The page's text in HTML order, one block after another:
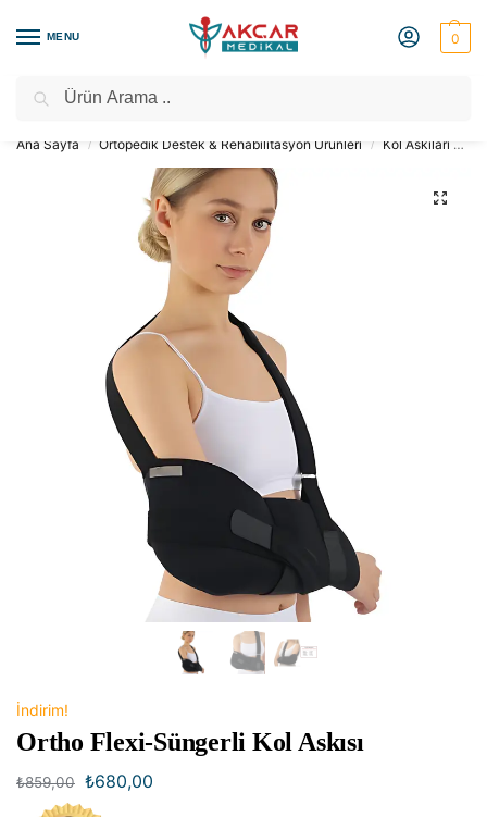
MENU 0
Medikal Market – Medikal Ürünler
Ana Sayfa / Ortopedik Destek & Rehabilitasyon Ürünleri / Kol Askıları ve Omuzluklar
İndirim!
Ortho Flexi-Süngerli Kol Askısı
₺859,00 ₺680,00